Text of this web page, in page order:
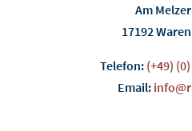
Am Melzer
17192
Telefon: (+49)
Email: